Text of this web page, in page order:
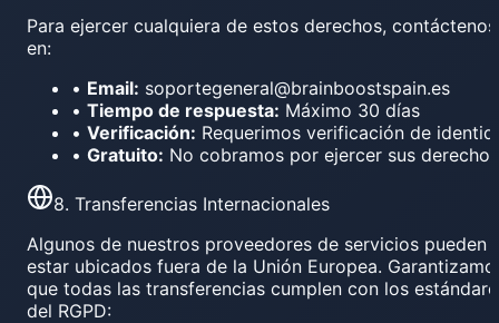
Para ejercer cualquiera de estos derechos, contáctenos
en:
• Email: soportegeneral@brainboostspain.es
• Tiempo de respuesta: Máximo 30 días
• Verificación: Requerimos verificación de
• Gratuito: No cobramos por ejercer sus derechos
8. Transferencias Internacionales
Algunos de nuestros proveedores de servicios pueden
estar ubicados fuera de la Unión Europea.
que todas las transferencias cumplen con los
del RGPD: